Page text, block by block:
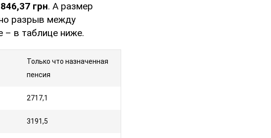
грн. А размер
разрыв между
– в таблице ниже.
Только что назначенная
пенсия
2717,1
3191,5